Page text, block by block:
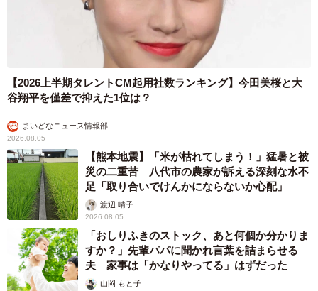
【2026上半期タレントCM起用社数ランキング】今田美桜と大
谷翔平を僅差で抑えた1位は？
まいどなニュース情報部
2026.08.05
【熊本地震】「米が枯れてしまう！」猛暑と被
災の二重苦 八代市の農家が訴える深刻な水不
足「取り合いでけんかにならないか心配」
渡辺 晴子
2026.08.05
「おしりふきのストック、あと何個か分かりま
すか？」先輩パパに聞かれ言葉を詰まらせる
夫 家事は「かなりやってる」はずだった
山岡 もと子